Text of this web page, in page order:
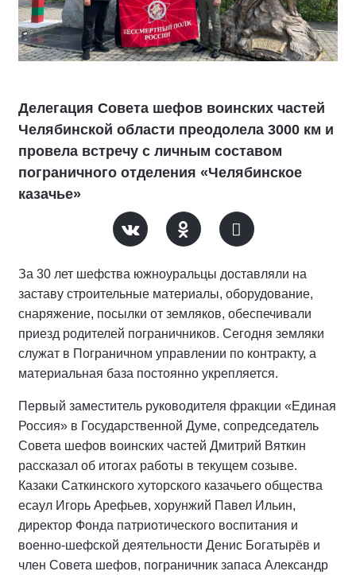
Делегация Совета шефов воинских частей
Челябинской области преодолела 3000 км и
провела встречу с личным составом
пограничного отделения «Челябинское
казачье»
За 30 лет шефства южноуральцы доставляли на
заставу строительные материалы, оборудование,
снаряжение, посылки от земляков, обеспечивали
приезд родителей пограничников. Сегодня земляки
служат в Пограничном управлении по контракту, а
материальная база постоянно укрепляется.
Первый заместитель руководителя фракции «Единая
Россия» в Государственной Думе, сопредседатель
Совета шефов воинских частей Дмитрий Вяткин
рассказал об итогах работы в текущем созыве.
Казаки Саткинского хуторского казачьего общества
есаул Игорь Арефьев, хорунжий Павел Ильин,
директор Фонда патриотического воспитания и
военно-шефской деятельности Денис Богатырёв и
член Совета шефов, пограничник запаса Александр